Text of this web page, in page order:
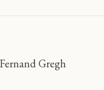
Gregh